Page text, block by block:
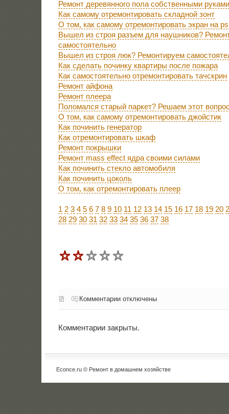
Ремонт деревянного пола собственными руками
Как самому отремонтировать складной зонт
О том, как самому отремонтировать экран на
Вышел из строя разъем для наушников?
самостоятельно
Вышел из строя люк? Ремонтируем
Как сделать починку квартиры после пожара
Как самостоятельно отремонтировать тачскрин
Ремонт айфона
Ремонт плеера
Поломался старый паркет? Решаем этот
О том, как самому отремонтировать джойстик
Как починить генератор
Как отремонтировать шкаф
Ремонт покрышки
Ремонт mass effect ядра своими силами
Как починить стекло автомобиля
Как починить цоколь
О том, как отремонтировать плеер
1 2 3 4 5 6 7 8 9 10 11 12 13 14 15 16 17 18 19 20
28 29 30 31 32 33 34 35 36 37 38
Комментарии отключены
Комментарии закрыты.
Econce.ru © Ремонт в домашнем хозяйстве